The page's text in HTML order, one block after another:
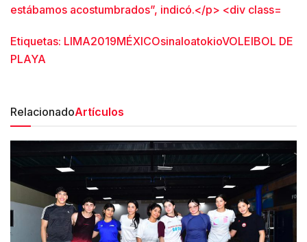
Etiquetas: LIMA2019MÉXICOsinaloatokioVOLEIBOL DE
PLAYA
RelacionadoArtículos